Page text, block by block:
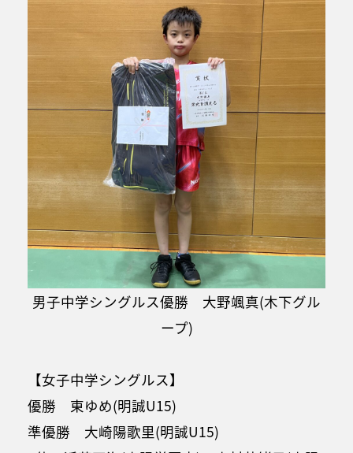
男子中学シングルス優勝 大野颯真(木下グル
ープ)
【女子中学シングルス】
優勝 東ゆめ(明誠U15)
準優勝 大崎陽歌里(明誠U15)